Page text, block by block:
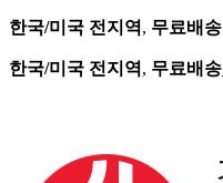
한국/미국 전지역, 무료배송
한국/미국 전지역, 무료배송